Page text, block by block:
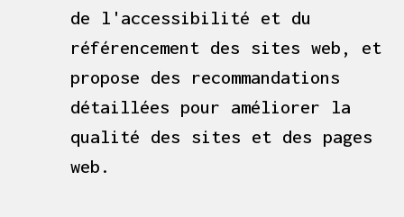
de l'accessibilité et du
référencement des sites web, et
propose des recommandations
détaillées pour améliorer la
qualité des sites et des pages
web.